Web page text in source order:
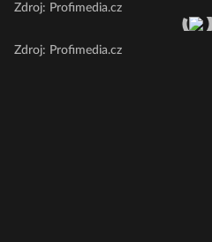
Zdroj: Profimedia.cz
Zdroj: Profimedia.cz